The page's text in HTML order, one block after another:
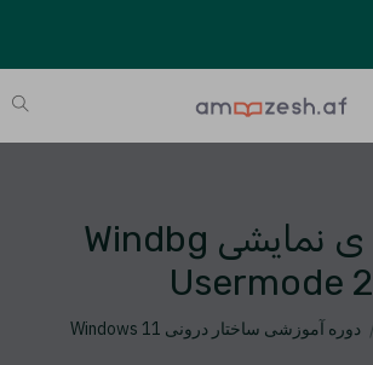
نسخه ی نمایشی Windbg
Usermode 2
دوره آموزشی ساختار درونی Windows 11